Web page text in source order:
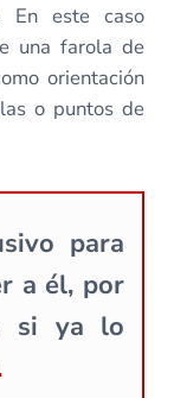
En este caso
una farola de
orientación
o puntos de
para
a él, por
si ya lo